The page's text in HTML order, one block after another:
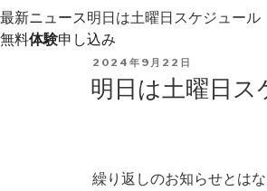
最新ニュース明日は土曜日スケジュール
無料体験申し込み
POSTED
ON
2024年9月22日
明日は土曜日ス
繰り返しのお知らせとは